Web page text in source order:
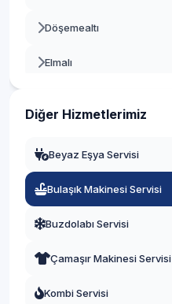
Döşemealtı
Elmalı
Diğer Hizmetlerimiz
Beyaz Eşya Servisi
Bulaşık Makinesi Servisi
Buzdolabı Servisi
Çamaşır Makinesi Servisi
Kombi Servisi